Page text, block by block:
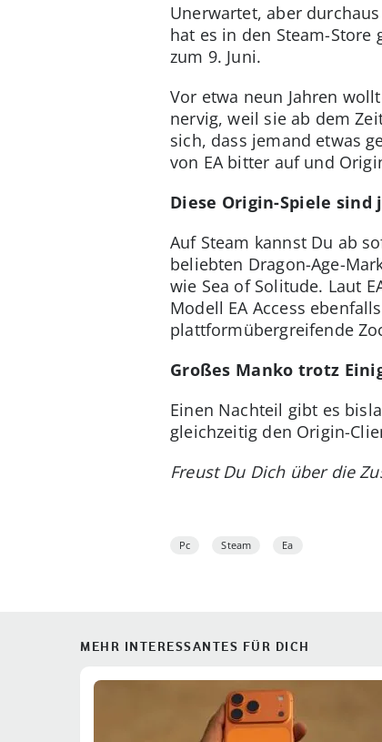
Unerwartet, aber
hat es in den Steam-
zum 9. Juni.
Vor etwa neun Jahren
nervig, weil sie ab dem
sich, dass jemand etwas
von EA bitter auf und
Diese Origin-Spiele sind
Auf Steam kannst Du ab
beliebten Dragon-Age-
wie Sea of Solitude. Laut
Modell EA Access
plattformübergreifende
Großes Manko trotz
Einen Nachteil gibt es
gleichzeitig den Origin-
Freust Du Dich über die
Pc Steam Ea
MEHR INTERESSANTES FÜR DICH